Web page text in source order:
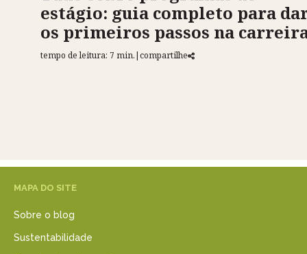
estágio: guia completo para
os primeiros passos na
tempo de leitura: 7 min.|compartilhe
MAPA DO SITE
Sobre o blog
Sustentabilidade